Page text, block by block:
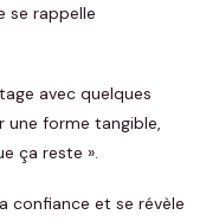
se rappelle
avec quelques
une forme tangible,
ça reste ».
confiance et se révèle